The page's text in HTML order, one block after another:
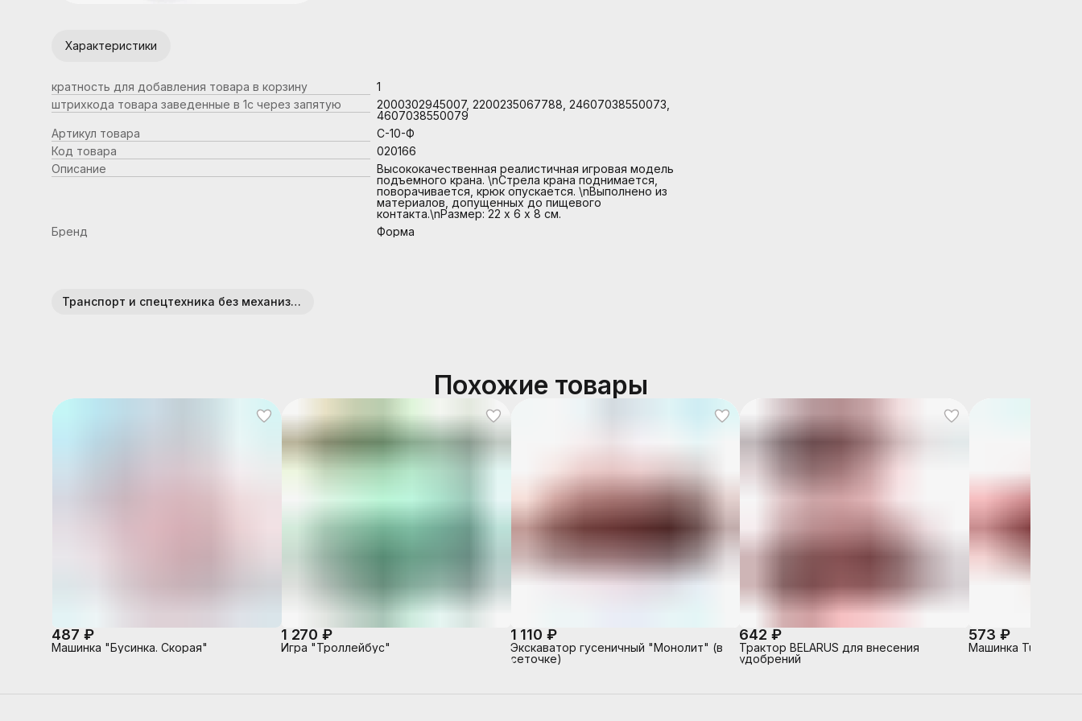
Характеристики
кратность для добавления товара в корзину
1
штрихкода товара заведенные в 1с через запятую
2000302945007, 2200235067788, 24607038550073,
4607038550079
Артикул товара
С-10-Ф
Код товара
020166
Описание
Высококачественная реалистичная игровая модель
подъемного крана. \nСтрела крана поднимается,
поворачивается, крюк опускается. \nВыполнено из
материалов, допущенных до пищевого
контакта.\nРазмер: 22 х 6 х 8 см.
Бренд
Форма
Транспорт и спецтехника без механизмов (пластик)
Похожие товары
487 ₽
Машинка "Бусинка. Скорая"
1 270 ₽
Игра "Троллейбус"
1 110 ₽
Экскаватор гусеничный "Монолит" (в
сеточке)
642 ₽
Трактор BELARUS для внесения
удобрений
573 ₽
Машинка Turbo "V-